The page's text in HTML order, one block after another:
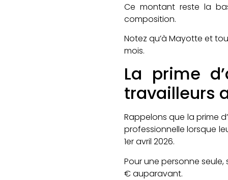
Ce montant reste la
composition.
Notez qu’à Mayotte et
mois.
La prime
travailleurs
Rappelons que la prime
professionnelle lorsque
1er avril 2026.
Pour une personne seule,
€ auparavant.